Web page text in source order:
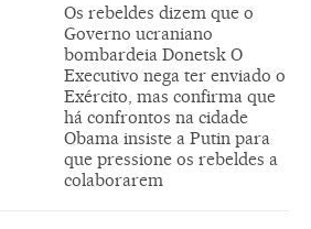
Os rebeldes dizem que o
Governo ucraniano
bombardeia Donetsk O
Executivo nega ter enviado o
Exército, mas confirma que
há confrontos na cidade
Obama insiste a Putin para
que pressione os rebeldes a
colaborarem